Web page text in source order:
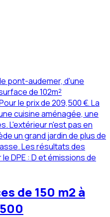
pont-audemer, d'une
de 102m²
le prix de 209,500 €. La
cuisine aménagée, une
L'extérieur n'est pas en
un grand jardin de plus de
Les résultats des
DPE : D et émissions de
de 150 m2 à